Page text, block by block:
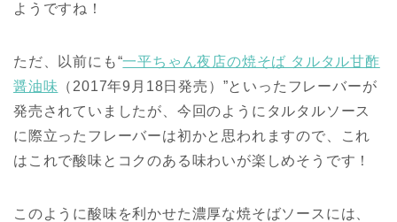
ようですね！
ただ、以前にも“一平ちゃん夜店の焼そば タルタル甘酢
醤油味 （2017年9月18日発売）”といったフレーバーが
発売されていましたが、今回のようにタルタルソース
に際立ったフレーバーは初かと思われますので、これ
はこれで酸味とコクのある味わいが楽しめそうです！
このように酸味を利かせた濃厚な焼そばソースには、